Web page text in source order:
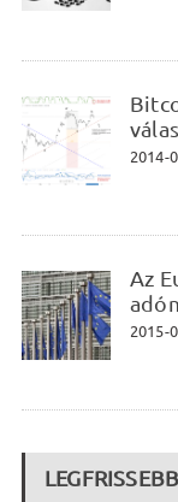
2014-
Az
2015-